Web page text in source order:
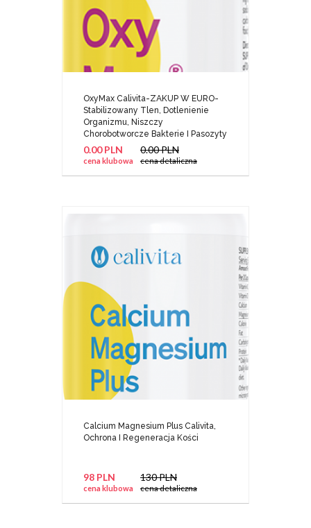
OxyMax Calivita-ZAKUP W EURO-
Stabilizowany Tlen, Dotlenienie
Organizmu, Niszczy
Chorobotworcze Bakterie I Pasozyty
0.00 PLN
cena klubowa
0.00 PLN
cena detaliczna
Calcium Magnesium Plus Calivita,
Ochrona I Regeneracja Kości
98 PLN
cena klubowa
130 PLN
cena detaliczna